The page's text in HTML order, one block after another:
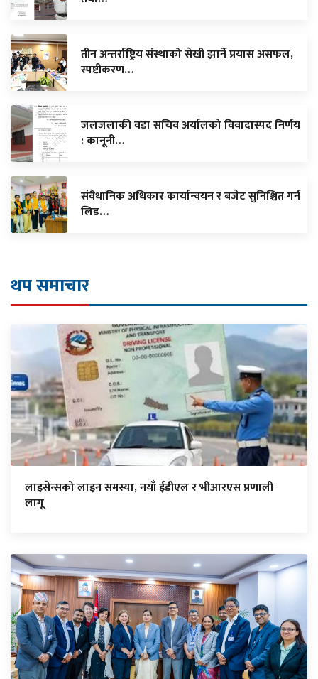
तीन अन्तर्राष्ट्रिय संस्थाको सेखी झार्ने प्रयास असफल,
स्पष्टीकरण…
जलजलाकी वडा सचिव अर्यालको विवादास्पद निर्णय
: कानूनी…
संवैधानिक अधिकार कार्यान्वयन र बजेट सुनिश्चित गर्न
लिड…
थप समाचार
लाइसेन्सको लाइन समस्या, नयाँ ईडीएल र भीआरएस प्रणाली
लागू